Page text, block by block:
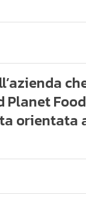
Planet
orientata